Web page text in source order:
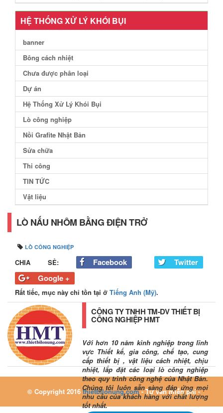
HỆ THỐNG XỬ LÝ KHÓI BỤI
banner
Bông cách nhiệt
Chưa được phân loại
Dự án
Hệ Thống Xử Lý Khói Bụi
Lò công nghiệp
Nồi Grafite Nhật Bản
Sửa chữa
Thi công
TIN TỨC
Vật liệu
LÒ NẤU NHÔM BẰNG ĐIỆN TRỞ
LÒ CÔNG NGHIỆP
CHIA SẺ: Facebook
Twitter
Google +
Rất tiếc, mục này chỉ tồn tại ở Tiếng Anh (Mỹ).
CÔNG TY TNHH TM-DV THIẾT BỊ
CÔNG NGHIỆP HMT
Với hơn 10 năm kinh nghiệp trong lĩnh
vực Thiết kế, gia công, chế tạo, cung
cấp thiết bị , vật liệu cách nhiệt, chịu
nhiệt, lắp đặt các loại lò công nghiệp
theo quy trình công nghệ của Nhật Bản.
Chúng tôi luôn sẵn sàng đáp ứng mọi
nhu cầu của khách hàng với chất lượng
tốt nhất.
© Copyright 2016 thietbilonung.com- Tư vấn miễn phí -